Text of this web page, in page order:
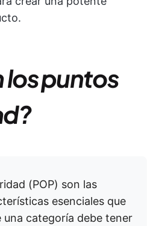
los puntos
(POP) son las
esenciales que
categoría debe tener